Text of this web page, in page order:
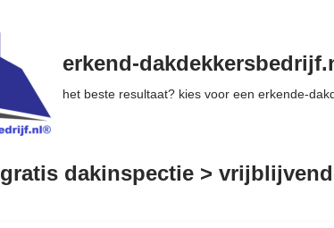
erkend-
het beste resultaat? kies voor een erkende-
gratis dakinspectie >